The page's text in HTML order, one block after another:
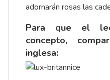
adornarán rosas las
Para que el
concepto,
inglesa: